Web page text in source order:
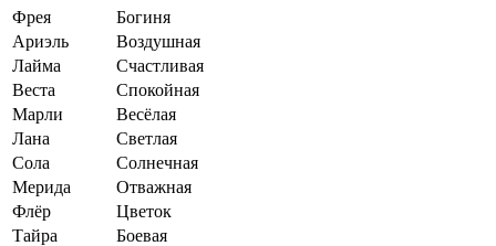
Фрея
Богиня
Ариэль
Воздушная
Лайма
Счастливая
Веста
Спокойная
Марли
Весёлая
Лана
Светлая
Сола
Солнечная
Мерида
Отважная
Флёр
Цветок
Тайра
Боевая